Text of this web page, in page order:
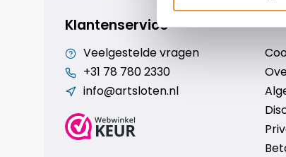
Klantenservice
Veelgestelde vragen
+31 78 780 2330
info@artsloten.nl